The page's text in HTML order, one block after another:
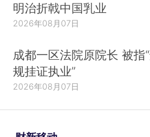
明治折戟中国乳业
2026年08月07日
成都一区法院原院长 被指
规挂证执业”
2026年08月07日